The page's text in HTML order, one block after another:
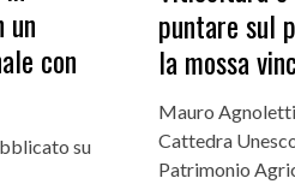
un
con
su
puntare sul
la mossa
Mauro
Cattedra
Patrimonio